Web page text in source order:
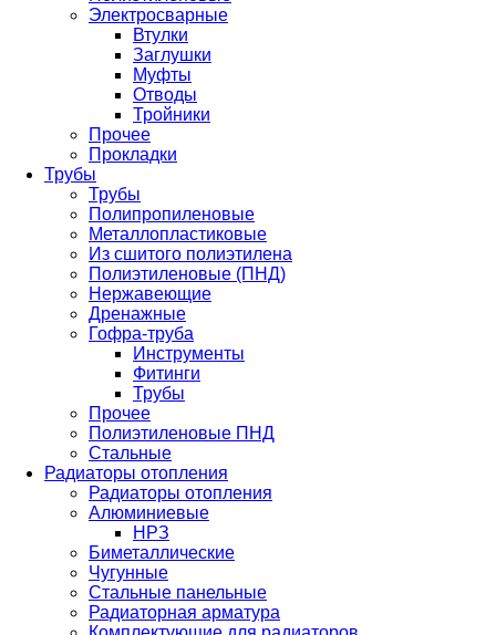
Электросварные
Втулки
Заглушки
Муфты
Отводы
Тройники
Прочее
Прокладки
Трубы
Трубы
Полипропиленовые
Металлопластиковые
Из сшитого полиэтилена
Полиэтиленовые (ПНД)
Нержавеющие
Дренажные
Гофра-труба
Инструменты
Фитинги
Трубы
Прочее
Полиэтиленовые ПНД
Стальные
Радиаторы отопления
Радиаторы отопления
Алюминиевые
НРЗ
Биметаллические
Чугунные
Стальные панельные
Радиаторная арматура